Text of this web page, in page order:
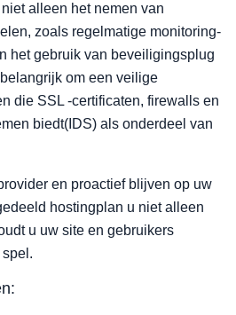
alleen het nemen van
zoals regelmatige monitoring-
het gebruik van beveiligingsplug
om een veilige
die SSL -certificaten, firewalls en
biedt(IDS) als onderdeel van
en proactief blijven op uw
hostingplan u niet alleen
u uw site en gebruikers